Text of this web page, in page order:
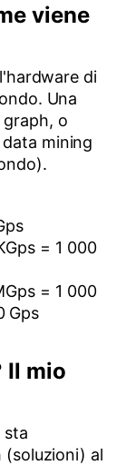
viene
di
Una
graph, o
mining
= 1 000
= 1 000
Gps
Il mio
sta
(soluzioni) al